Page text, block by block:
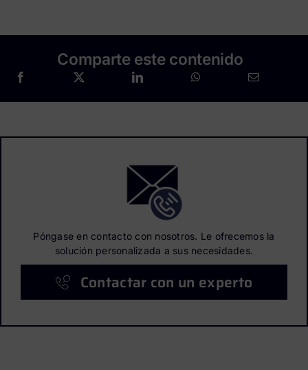
Póngase en contacto con nosotros. Le ofrecemos la
solución personalizada a sus necesidades.
Contactar con un experto
Comparte este contenido